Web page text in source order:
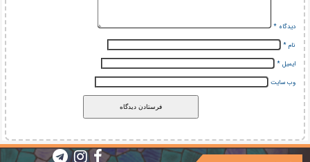
دیدگاه*
نام*
ایمیل*
وب‌ سایت